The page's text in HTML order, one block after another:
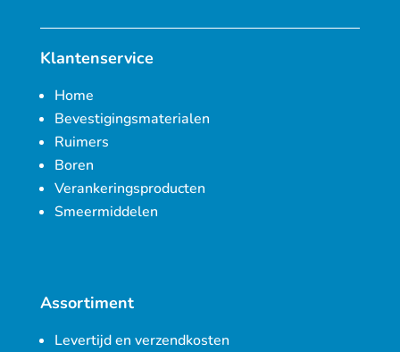
Klantenservice
Home
Bevestigingsmaterialen
Ruimers
Boren
Verankeringsproducten
Smeermiddelen
Assortiment
Levertijd en verzendkosten